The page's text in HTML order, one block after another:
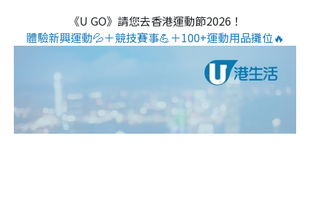
《U GO》請您去香港運動節2026！
體驗新興運動💦＋競技賽事💪＋100+運動用品攤位🔥